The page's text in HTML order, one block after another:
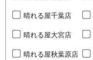
晴れる屋千葉店
晴れる屋大宮店
晴れる屋秋葉原店